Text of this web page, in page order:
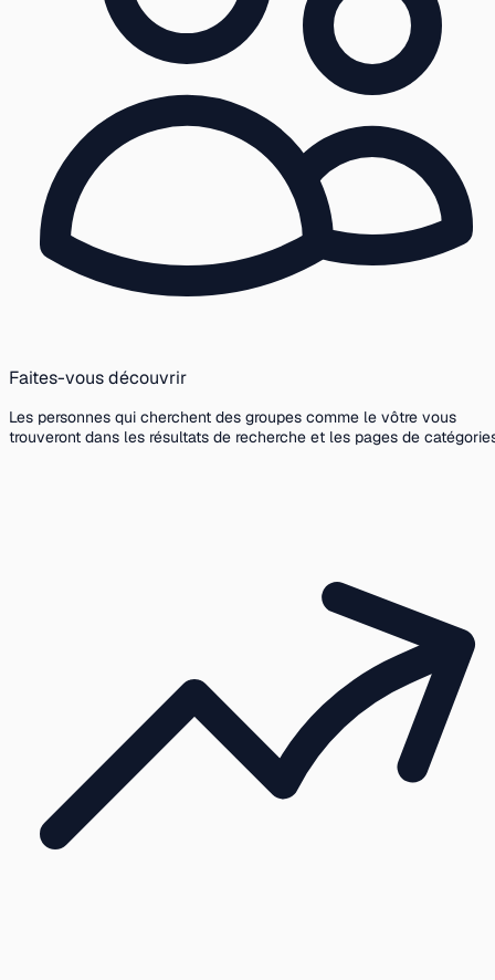
Faites-vous découvrir
Les personnes qui cherchent des groupes comme le vôtre vous
trouveront dans les résultats de recherche et les pages de